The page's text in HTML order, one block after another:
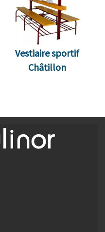
Vestiaire sportif
Châtillon